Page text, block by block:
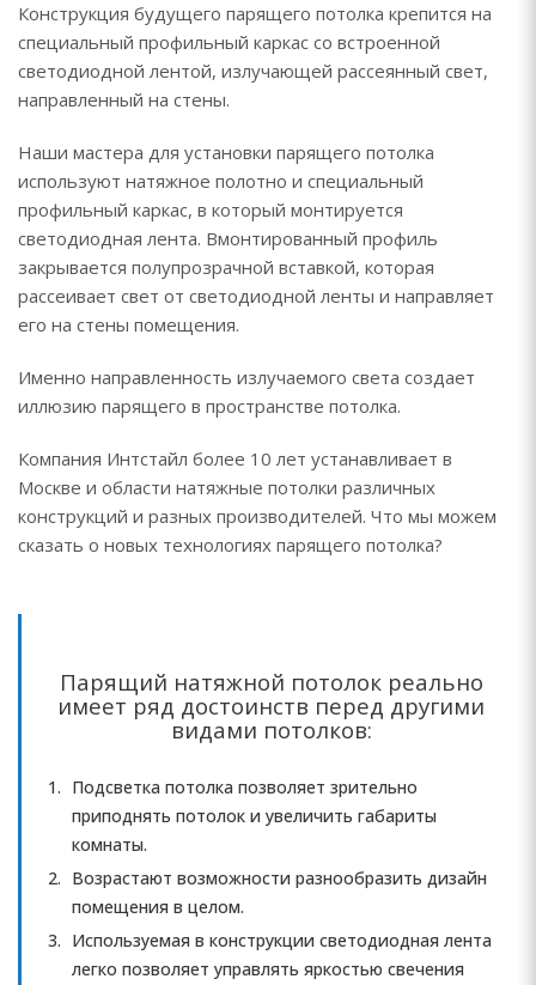
Конструкция будущего парящего потолка крепится на
специальный профильный каркас со встроенной
светодиодной лентой, излучающей рассеянный свет,
направленный на стены.
Наши мастера для установки парящего потолка
используют натяжное полотно и специальный
профильный каркас, в который монтируется
светодиодная лента. Вмонтированный профиль
закрывается полупрозрачной вставкой, которая
рассеивает свет от светодиодной ленты и направляет
его на стены помещения.
Именно направленность излучаемого света создает
иллюзию парящего в пространстве потолка.
Компания Интстайл более 10 лет устанавливает в
Москве и области натяжные потолки различных
конструкций и разных производителей. Что мы можем
сказать о новых технологиях парящего потолка?
Парящий натяжной потолок реально
имеет ряд достоинств перед другими
видами потолков:
Подсветка потолка позволяет зрительно
приподнять потолок и увеличить габариты
комнаты.
Возрастают возможности разнообразить дизайн
помещения в целом.
Используемая в конструкции светодиодная лента
легко позволяет управлять яркостью свечения